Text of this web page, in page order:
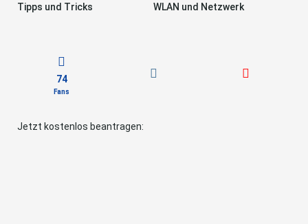
Tipps und Tricks
WLAN und Netzwerk
74
Fans
Jetzt kostenlos beantragen: